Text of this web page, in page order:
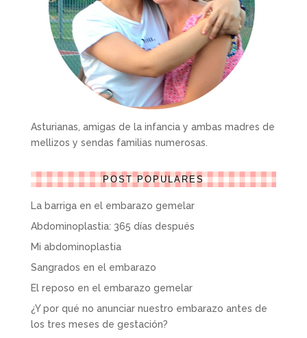
Asturianas, amigas de la infancia y ambas madres de
mellizos y sendas familias numerosas.
POST POPULARES
La barriga en el embarazo gemelar
Abdominoplastia: 365 días después
Mi abdominoplastia
Sangrados en el embarazo
El reposo en el embarazo gemelar
¿Y por qué no anunciar nuestro embarazo antes de
los tres meses de gestación?